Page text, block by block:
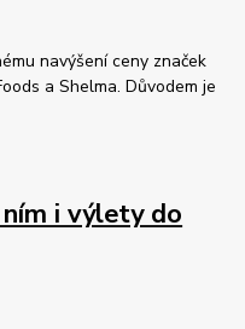
navýšení ceny značek
a Shelma. Důvodem je
i výlety do